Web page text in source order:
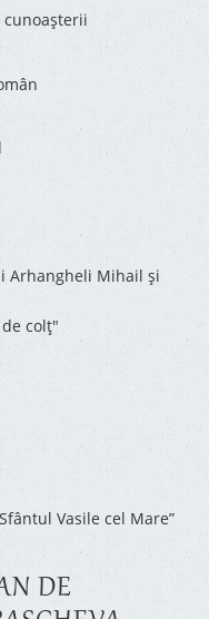
Arhangheli Mihail și
colţ"
Vasile cel Mare”
DE